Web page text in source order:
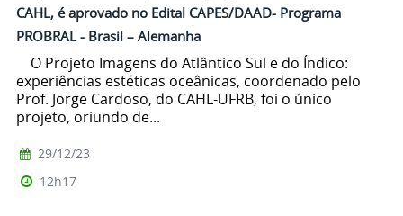
CAHL, é aprovado no Edital CAPES/DAAD- Programa
PROBRAL - Brasil – Alemanha
O Projeto Imagens do Atlântico Sul e do Índico:
experiências estéticas oceânicas, coordenado pelo
Prof. Jorge Cardoso, do CAHL-UFRB, foi o único
projeto, oriundo de...
29/12/23
12h17